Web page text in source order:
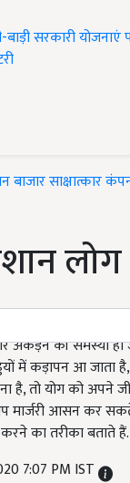
सरकारी योजनाएं
बाजारसाक्षात्कार
की समस्या हो
में कड़ापन आ
है, तो योग को अपने
आसन कर सकते
का तरीका बताते हैं.
7:07 PM IST